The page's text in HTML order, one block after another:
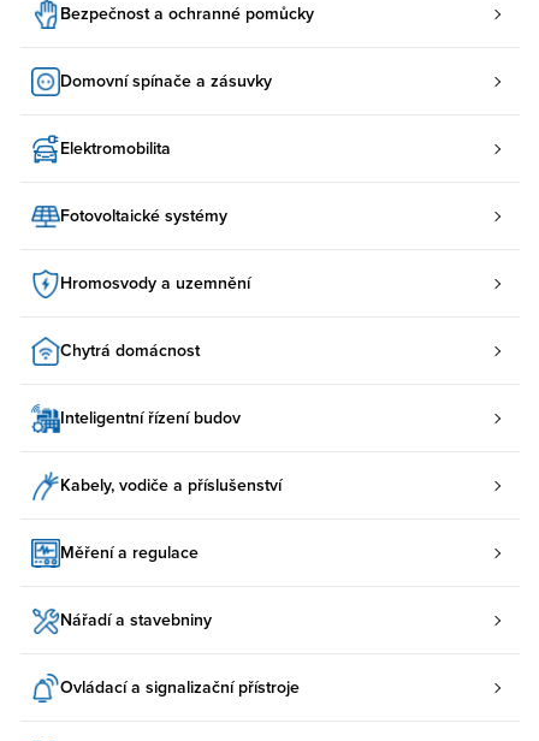
Bezpečnost a ochranné pomůcky
Domovní spínače a zásuvky
Elektromobilita
Fotovoltaické systémy
Hromosvody a uzemnění
Chytrá domácnost
Inteligentní řízení budov
Kabely, vodiče a příslušenství
Měření a regulace
Nářadí a stavebniny
Ovládací a signalizační přístroje